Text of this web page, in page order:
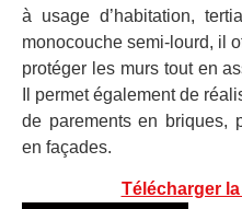
à usage d’habitation,
monocouche semi-lourd, il
protéger les murs tout en
Il permet également de
de parements en briques,
en façades.
Télécharger